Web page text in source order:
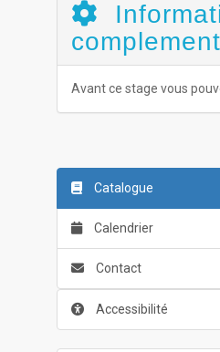
Avant ce stage vous
Catalogue
Calendrier
Contact
Accessibilité